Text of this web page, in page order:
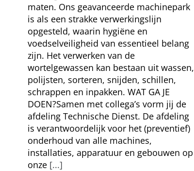
maten. Ons geavanceerde machinepark
is als een strakke verwerkingslijn
opgesteld, waarin hygiëne en
voedselveiligheid van essentieel belang
zijn. Het verwerken van de
wortelgewassen kan bestaan uit wassen,
polijsten, sorteren, snijden, schillen,
schrappen en inpakken. WAT GA JE
DOEN?Samen met collega’s vorm jij de
afdeling Technische Dienst. De afdeling
is verantwoordelijk voor het (preventief)
onderhoud van alle machines,
installaties, apparatuur en gebouwen op
onze [...]